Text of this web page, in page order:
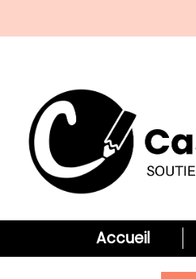
Accueil